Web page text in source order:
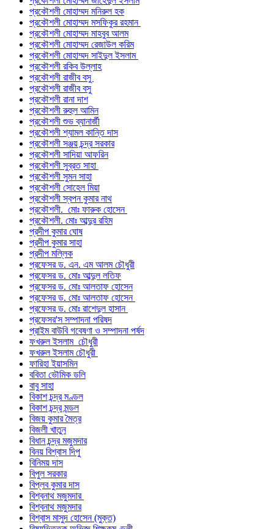
প্রকৌশলী মোহাম্মদ মনিরুল হক
প্রকৌশলী মোহাম্মদ মসফিকুর রহমান
প্রকৌশলী মোহাম্মদ মাহবুব আলম
প্রকৌশলী মোহাম্মদ রেজাউল করিম
প্রকৌশলী মোহাম্মদ সাইদুল ইসলাম
প্রকৌশলী রকিব উল্লাহ
প্রকৌশলী রাজীব বসু
প্রকৌশলী রাজীব বসু
প্রকৌশলী রানা দাশ
প্রকৌশলী রুহুল আমিন
প্রকৌশলী শুভ ব্যানার্জী
প্রকৌশলী শ্যামল কান্তি দাস
প্রকৌশলী সঞ্জয় চন্দ্র সরকার
প্রকৌশলী সাদিয়া আফরিন
প্রকৌশলী সুব্রত সাহা
প্রকৌশলী সুমন সাহা
প্রকৌশলী সোহেল মিয়া
প্রকৌশলী স্বপন কুমার নাথ
প্রকৌশলী. মোঃ ফারুক হোসেন
প্রকৌশলী. মোঃ আব্দুর রহিম
প্রদীপ কুমার ঘোষ
প্রদীপ কুমার সাহা
প্রদীপ মল্লিক
প্রফেসর ড. এন. এম আলম চৌধুরী
প্রফেসর ড. মোঃ আব্দুল লতিফ
প্রফেসর ড. মোঃ আলতাফ হোসেন
প্রফেসর ড. মোঃ আলতাফ হোসেন
প্রফেসর ড. মোঃ রাশেদুল হাসান
প্রফেসর'স সম্পাদনা পরিষদ
প্রাইম বাউবি গবেষণা ও সম্পাদনা পর্ষদ
ফখরুল ইসলাম চৌধুরী
ফখরুল ইসলাম চৌধুরী
ফারিহা ইয়াসমিন
ববিতা ভৌমিক ডলি
বাবু সাহা
বিকাশ চন্দ্র মণ্ডল
বিকাশ চন্দ্র মন্ডল
বিজয় কুমার মৈত্র
বিজলী খাতুন
বিধান চন্দ্র মজুমদার
বিনয় বিশ্বাস দিপু
বিনিময় দাস
বিপুল সরকার
বিপ্লব কুমার দাস
বিশ্বনাথ মজুমদার
বিশ্বনাথ মজুমদার
বিশ্বাস মাসুদ হোসেন (মুক্ত)